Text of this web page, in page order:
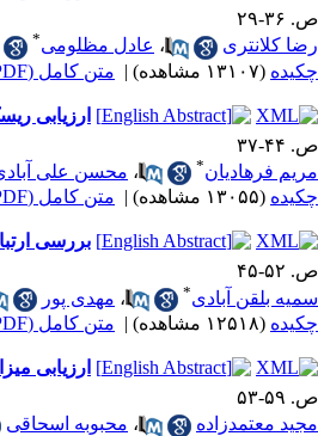
ص. ۳۶-۲۹
رضا کلانتری
، عادل مظلومی*
چکیده (۱۳۱۰۷ مشاهده) | متن کامل (PDF)
ارزیابی
ص. ۴۴-۳۷
مریم فرهادیان* ، محسن علی
چکیده (۱۳۰۵۵ مشاهده) | متن کامل (PDF)
بررسی
ص. ۵۲-۴۵
سمیه بلقن آبادی* ، مهدی پور
چکیده (۱۲۵۱۸ مشاهده) | متن کامل (PDF)
ارزیابی
ص. ۵۹-۵۳
مجید معتمدزاده
، محبوبه اسحاقی